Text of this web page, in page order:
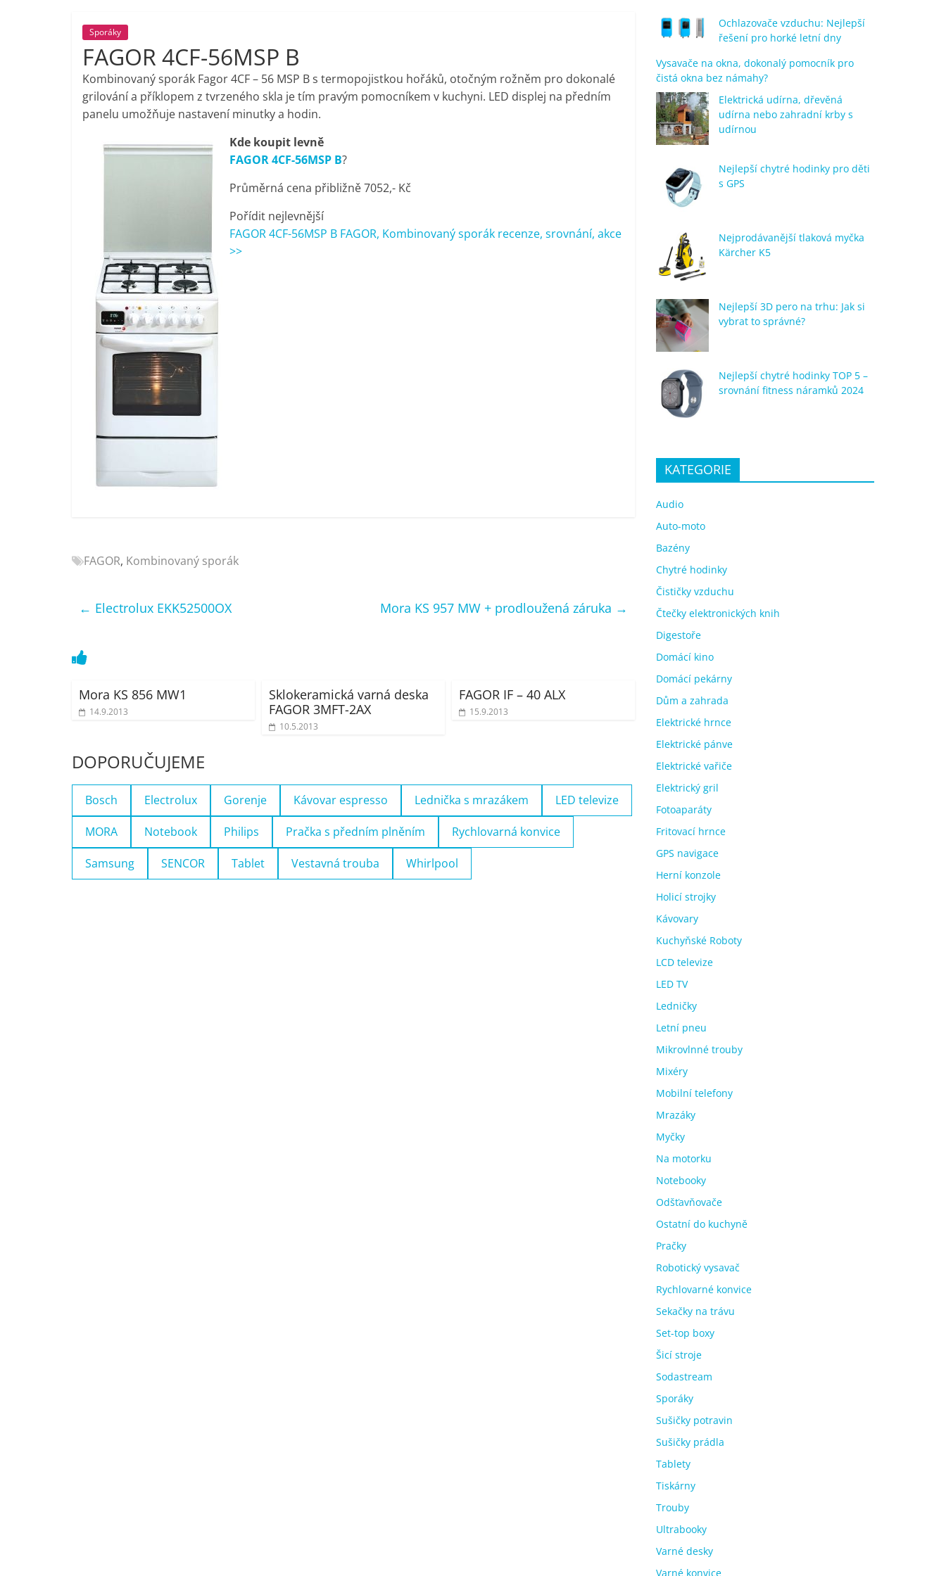
porovnání,
pračky,
televize,
notebooky,
kávovary,
bazény
Nejlepší
elektronika
porovnání
recenze,
pračky,
mobilní
Sporáky
FAGOR 4CF-56MSP B
Kombinovaný sporák Fagor 4CF – 56 MSP B s termopojistkou hořáků, otočným rožněm pro dokonalé
grilování a příklopem z tvrzeného skla je tím pravým pomocníkem v kuchyni. LED displej na předním
panelu umožňuje nastavení minutky a hodin.
Kde koupit levně
FAGOR 4CF-56MSP B?
Průměrná cena přibližně 7052,- Kč
Pořídit nejlevnější
FAGOR 4CF-56MSP B FAGOR, Kombinovaný sporák recenze, srovnání, akce
>>
FAGOR, Kombinovaný sporák
← Electrolux EKK52500OX Mora KS 957 MW + prodloužená záruka →
Mora KS 856 MW1
14.9.2013
Sklokeramická varná deska
FAGOR 3MFT-2AX
10.5.2013
FAGOR IF – 40 ALX
15.9.2013
DOPORUČUJEME
Bosch Electrolux Gorenje Kávovar espresso Lednička s mrazákem LED televize
MORA Notebook Philips Pračka s předním plněním Rychlovarná konvice
Samsung SENCOR Tablet Vestavná trouba Whirlpool
Ochlazovače vzduchu: Nejlepší
řešení pro horké letní dny
Vysavače na okna, dokonalý pomocník pro
čistá okna bez námahy?
Elektrická udírna, dřevěná
udírna nebo zahradní krby s
udírnou
Nejlepší chytré hodinky pro děti
s GPS
Nejprodávanější tlaková myčka
Kärcher K5
Nejlepší 3D pero na trhu: Jak si
vybrat to správné?
Nejlepší chytré hodinky TOP 5 –
srovnání fitness náramků 2024
KATEGORIE
Audio
Auto-moto
Bazény
Chytré hodinky
Čističky vzduchu
Čtečky elektronických knih
Digestoře
Domácí kino
Domácí pekárny
Dům a zahrada
Elektrické hrnce
Elektrické pánve
Elektrické vařiče
Elektrický gril
Fotoaparáty
Fritovací hrnce
GPS navigace
Herní konzole
Holicí strojky
Kávovary
Kuchyňské Roboty
LCD televize
LED TV
Ledničky
Letní pneu
Mikrovlnné trouby
Mixéry
Mobilní telefony
Mrazáky
Myčky
Na motorku
Notebooky
Odšťavňovače
Ostatní do kuchyně
Pračky
Robotický vysavač
Rychlovarné konvice
Sekačky na trávu
Set-top boxy
Šicí stroje
Sodastream
Sporáky
Sušičky potravin
Sušičky prádla
Tablety
Tiskárny
Trouby
Ultrabooky
Varné desky
Varné konvice